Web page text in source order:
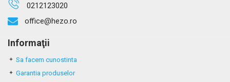
0212123020
office@hezo.ro
Informaţii
Sa facem cunostinta
Garantia produselor